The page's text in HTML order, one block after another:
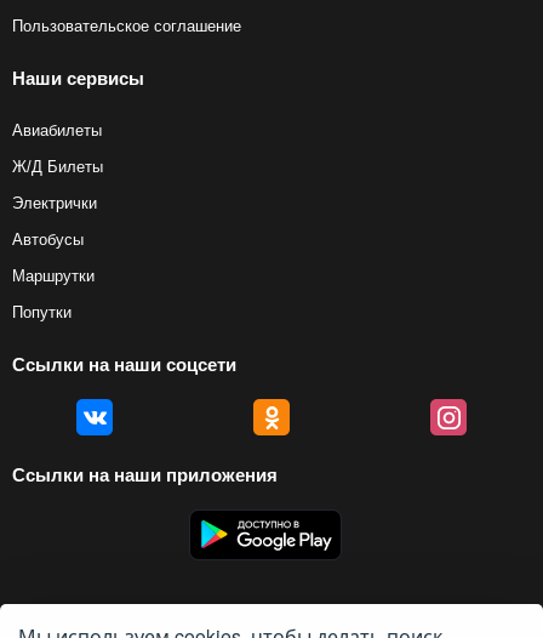
Пользовательское соглашение
Наши сервисы
Авиабилеты
Ж/Д Билеты
Электрички
Автобусы
Маршрутки
Попутки
Ссылки на наши соцсети
Ссылки на наши приложения
© 2012 — 2026, Biletyplus, ООО «Инновэйтив Трэвел Текнолоджиз». Все